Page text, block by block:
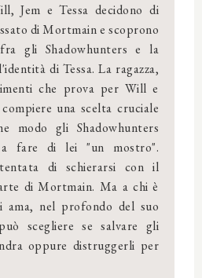
Jem e Tessa decidono di
di Mortmain e scoprono
gli Shadowhunters e la
di Tessa. La ragazza,
che prova per Will e
una scelta cruciale
modo gli Shadowhunters
a fare di lei "un mostro".
di schierarsi con il
di Mortmain. Ma a chi è
ama, nel profondo del suo
scegliere se salvare gli
oppure distruggerli per